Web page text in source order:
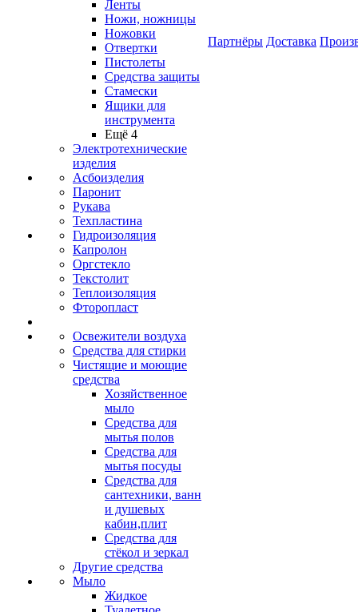
Ленты
Ножи, ножницы
Ножовки
Отвертки
Пистолеты
Средства защиты
Стамески
Ящики для
инструмента
Ещё 4
Электротехнические
изделия
Асбоизделия
Паронит
Рукава
Техпластина
Гидроизоляция
Капролон
Оргстекло
Текстолит
Теплоизоляция
Фторопласт
Освежители воздуха
Средства для стирки
Чистящие и моющие
средства
Хозяйственное
мыло
Средства для
мытья полов
Средства для
мытья посуды
Средства для
сантехники, ванн
и душевых
кабин,плит
Средства для
стёкол и зеркал
Другие средства
Мыло
Жидкое
Партнёры Доставка